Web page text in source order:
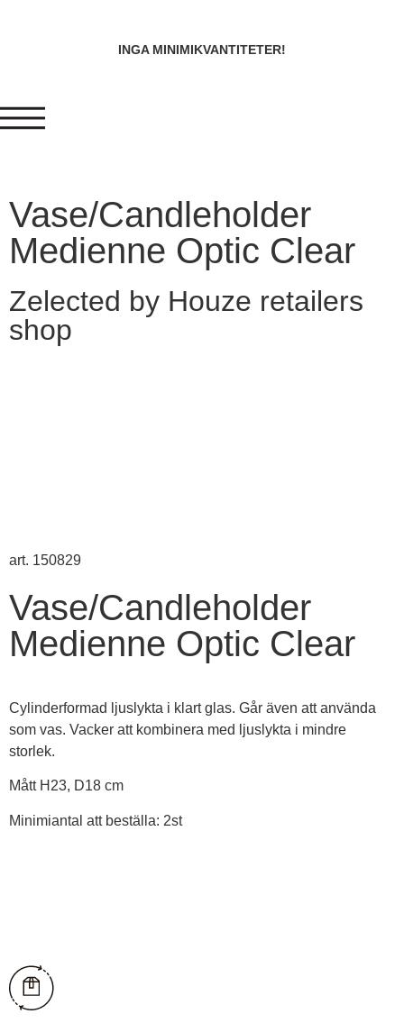
INGA MINIMIKVANTITETER!
Vase/Candleholder
Medienne Optic Clear
Zelected by Houze retailers
shop
art. 150829
Vase/Candleholder
Medienne Optic Clear
Cylinderformad ljuslykta i klart glas. Går även att använda
som vas. Vacker att kombinera med ljuslykta i mindre
storlek.
Mått H23, D18 cm
Minimiantal att beställa: 2st